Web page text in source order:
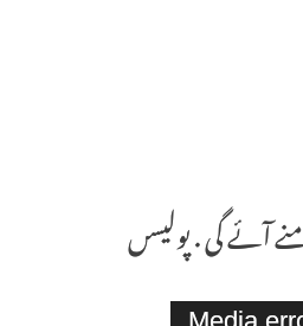
آئے گی . پولیسں